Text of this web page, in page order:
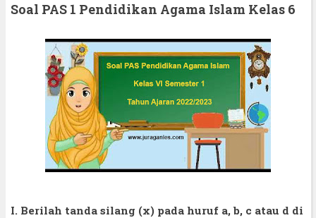
Soal PAS 1 Pendidikan Agama Islam Kelas 6
I. Berilah tanda silang (x) pada huruf a, b, c atau d di